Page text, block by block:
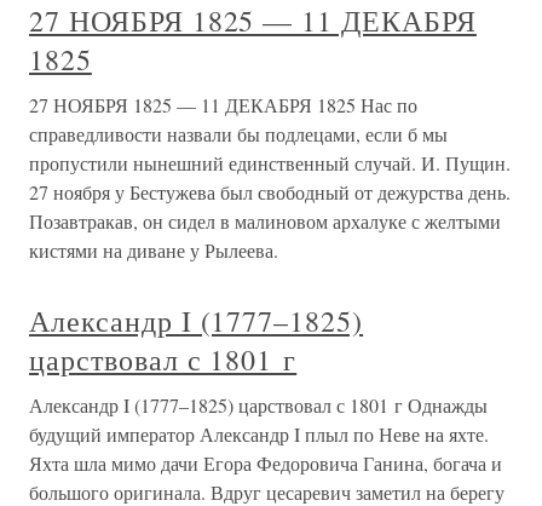
27 НОЯБРЯ 1825 — 11 ДЕКАБРЯ
1825
27 НОЯБРЯ 1825 — 11 ДЕКАБРЯ 1825 Нас по
справедливости назвали бы подлецами, если б мы
пропустили нынешний единственный случай. И. Пущин.
27 ноября у Бестужева был свободный от дежурства день.
Позавтракав, он сидел в малиновом архалуке с желтыми
кистями на диване у Рылеева.
Александр I (1777–1825)
царствовал с 1801 г
Александр I (1777–1825) царствовал с 1801 г Однажды
будущий император Александр I плыл по Неве на яхте.
Яхта шла мимо дачи Егора Федоровича Ганина, богача и
большого оригинала. Вдруг цесаревич заметил на берегу